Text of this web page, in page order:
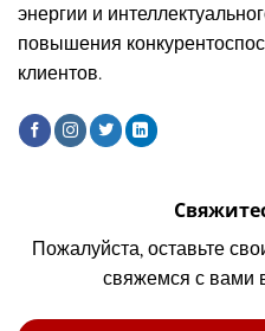
энергии и
повышения
клиентов.
Пожалуйста, оставьте
свяжемся с вами